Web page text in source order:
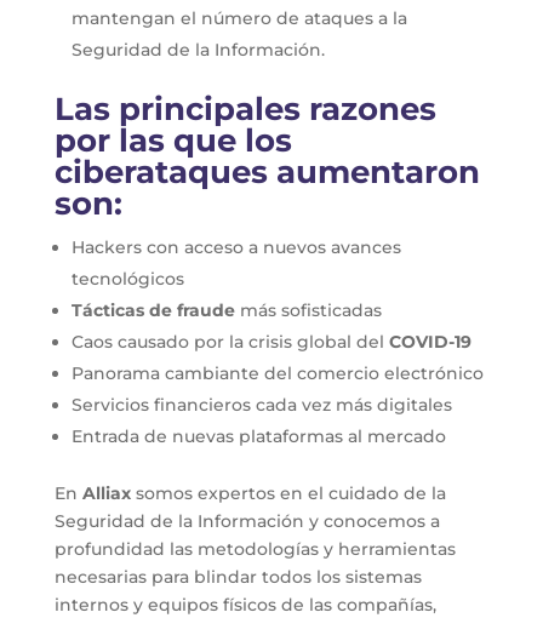
mantengan el número de ataques a la
Seguridad de la Información.
Las principales razones
por las que los
ciberataques aumentaron
son:
Hackers con acceso a nuevos avances
tecnológicos
Tácticas de fraudemás sofisticadas
Caos causado por la crisis global del COVID-19
Panorama cambiante del comercio electrónico
Servicios financieros cada vez más digitales
Entrada de nuevas plataformas al mercado
En Alliaxsomos expertos en el cuidado de la
Seguridad de la Información y conocemos a
profundidad las metodologías y herramientas
necesarias para blindar todos los sistemas
internos y equipos físicos de las compañías,